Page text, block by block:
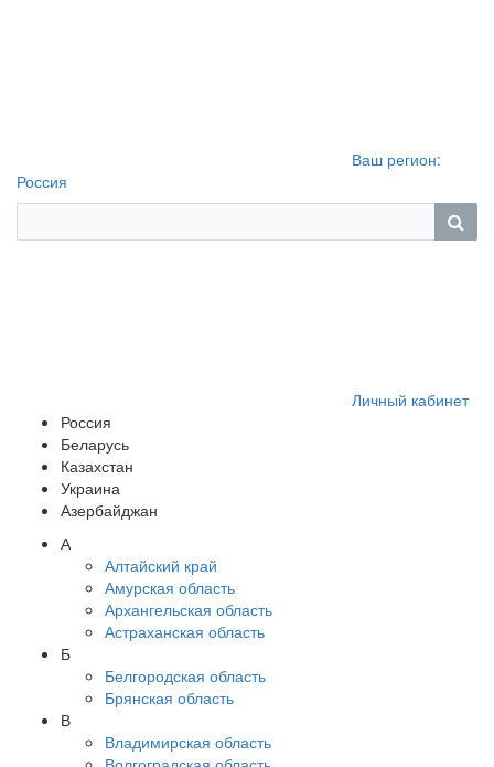
Ваш регион:
Россия
Личный кабинет
Россия
Беларусь
Казахстан
Украина
Азербайджан
А
Алтайский край
Амурская область
Архангельская область
Астраханская область
Б
Белгородская область
Брянская область
В
Владимирская область